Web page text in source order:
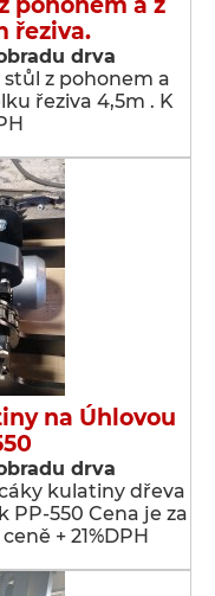
řeziva.
drva
z pohonem a
řeziva 4,5m . K
na Úhlovou
drva
kulatiny dřeva
PP-550 Cena je za
+ 21%DPH